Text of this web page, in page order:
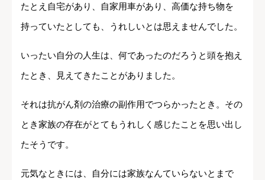
たとえ自宅があり、自家用車があり、高価な持ち物を
持っていたとしても、うれしいとは思えませんでした。
いったい自分の人生は、何であったのだろうと頭を抱え
たとき、見えてきたことがありました。
それは抗がん剤の治療の副作用でつらかったとき。その
とき家族の存在がとてもうれしく感じたことを思い出し
たそうです。
元気なときには、自分には家族なんていらないとまで